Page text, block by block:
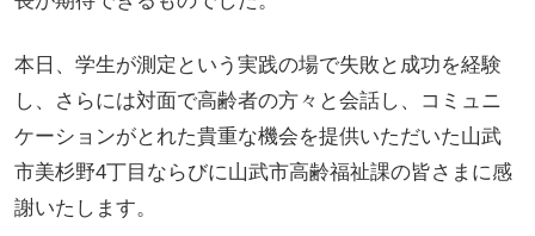
本日、学生が測定という実践の場で失敗と成功を経験
し、さらには対面で高齢者の方々と会話し、コミュニ
ケーションがとれた貴重な機会を提供いただいた山武
市美杉野4丁目ならびに山武市高齢福祉課の皆さまに感
謝いたします。